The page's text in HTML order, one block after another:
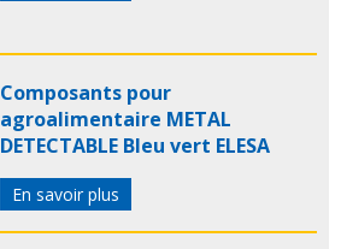
Composants pour
agroalimentaire METAL
DETECTABLE Bleu vert ELESA
En savoir plus